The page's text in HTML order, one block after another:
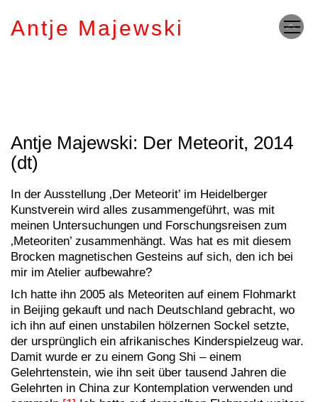
Antje Majewski
Antje Majewski: Der Meteorit, 2014
(dt)
In der Ausstellung ‚Der Meteorit’ im Heidelberger
Kunstverein wird alles zusammengeführt, was mit
meinen Untersuchungen und Forschungsreisen zum
‚Meteoriten’ zusammenhängt. Was hat es mit diesem
Brocken magnetischen Gesteins auf sich, den ich bei
mir im Atelier aufbewahre?
Ich hatte ihn 2005 als Meteoriten auf einem Flohmarkt
in Beijing gekauft und nach Deutschland gebracht, wo
ich ihn auf einen unstabilen hölzernen Sockel setzte,
der ursprünglich ein afrikanisches Kinderspielzeug war.
Damit wurde er zu einem Gong Shi – einem
Gelehrtenstein, wie ihn seit über tausend Jahren die
Gelehrten in China zur Kontemplation verwenden und